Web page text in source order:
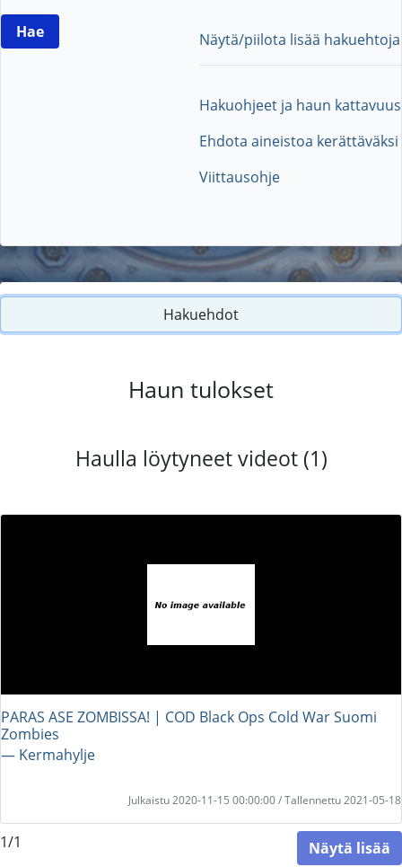
Näytä/piilota lisää hakuehtoja
Hakuohjeet ja haun kattavuus
Ehdota aineistoa kerättäväksi
Viittausohje
Hakuehdot
Haun tulokset
Haulla löytyneet videot (1)
PARAS ASE ZOMBISSA! | COD Black Ops Cold War Suomi
Zombies
― Kermahylje
Julkaistu 2020-11-15 00:00:00 / Tallennettu 2021-05-18
1/1 Näytä lisää